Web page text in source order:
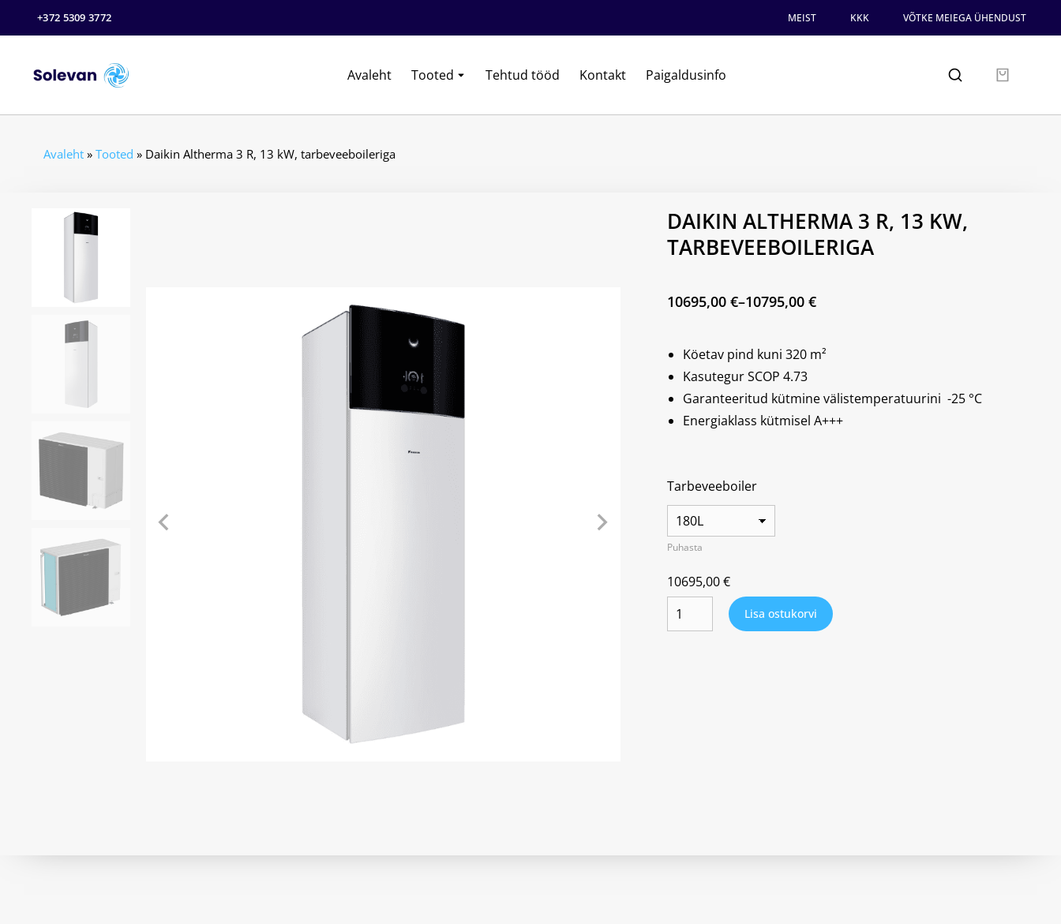
+372 5309 3772 MEIST KKK VÕTKE MEIEGA ÜHENDUST
Avaleht Tooted Tehtud tööd Kontakt Paigaldusinfo
Avaleht » Tooted » Daikin Altherma 3 R, 13 kW, tarbeveeboileriga
DAIKIN ALTHERMA 3 R, 13 KW,
TARBEVEEBOILERIGA
10695,00€–10795,00€
Köetav pind kuni 320 m²
Kasutegur SCOP 4.73
Garanteeritud kütmine välistemperatuurini -25 °C
Energiaklass kütmisel A+++
Tarbeveeboiler
Puhasta
10695,00€
Lisa ostukorvi